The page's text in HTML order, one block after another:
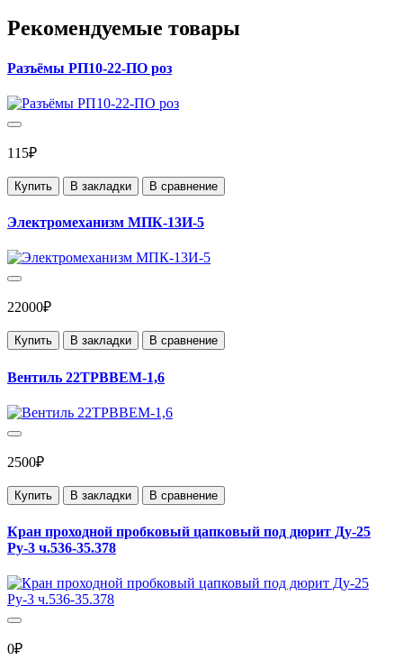
Рекомендуемые товары
Разъёмы РП10-22-ПО роз
115₽
Купить В закладки В сравнение
Электромеханизм МПК-13И-5
22000₽
Купить В закладки В сравнение
Вентиль 22ТРВВЕМ-1,6
2500₽
Купить В закладки В сравнение
Кран проходной пробковый цапковый под дюрит Ду-25
Ру-3 ч.536-35.378
0₽